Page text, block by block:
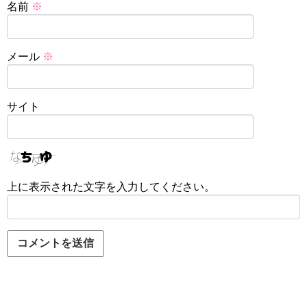
名前 ※
メール ※
サイト
上に表示された文字を入力してください。